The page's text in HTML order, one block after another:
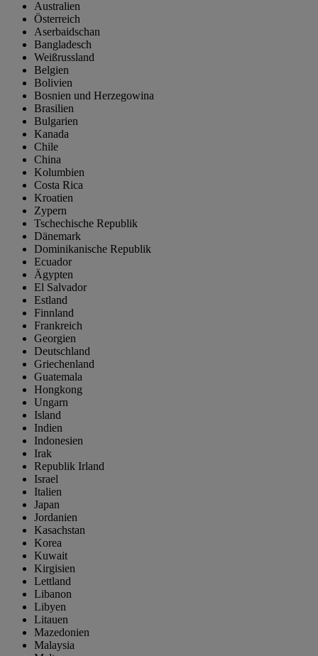
Australien
Österreich
Aserbaidschan
Bangladesch
Weißrussland
Belgien
Bolivien
Bosnien und Herzegowina
Brasilien
Bulgarien
Kanada
Chile
China
Kolumbien
Costa Rica
Kroatien
Zypern
Tschechische Republik
Dänemark
Dominikanische Republik
Ecuador
Ägypten
El Salvador
Estland
Finnland
Frankreich
Georgien
Deutschland
Griechenland
Guatemala
Hongkong
Ungarn
Island
Indien
Indonesien
Irak
Republik Irland
Israel
Italien
Japan
Jordanien
Kasachstan
Korea
Kuwait
Kirgisien
Lettland
Libanon
Libyen
Litauen
Mazedonien
Malaysia